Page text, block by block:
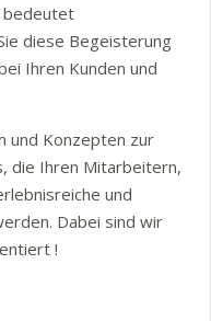
bedeutet
diese Begeisterung
Ihren Kunden und
und Konzepten zur
die Ihren Mitarbeitern,
und
Dabei sind wir
!